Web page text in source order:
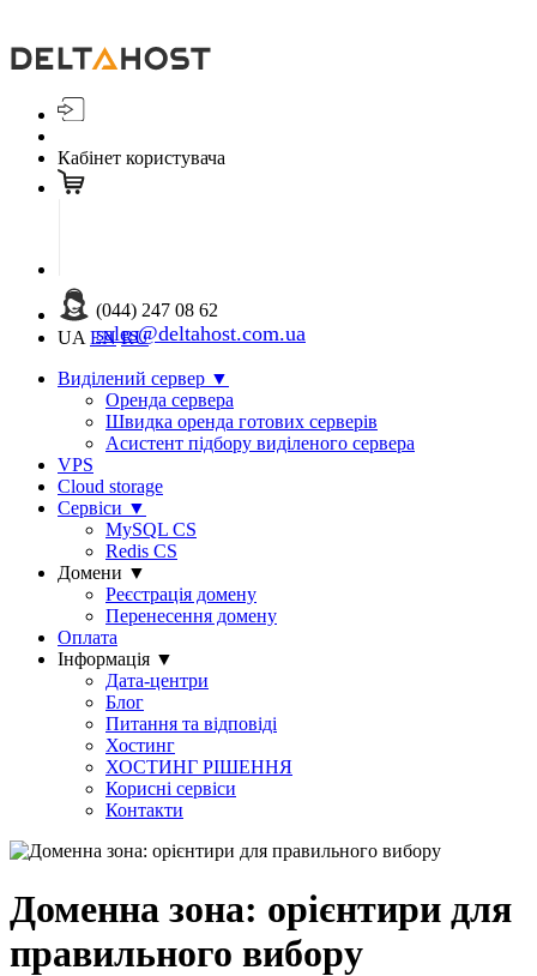
Кабінет користувача
(044) 247 08 62
sales@deltahost.com.ua
UA EN RU
Виділений сервер ▼
Оренда сервера
Швидка оренда готових серверів
Асистент підбору виділеного сервера
VPS
Cloud storage
Сервіси ▼
MySQL CS
Redis CS
Домени ▼
Реєстрація домену
Перенесення домену
Оплата
Інформація ▼
Дата-центри
Блог
Питання та відповіді
Хостинг
ХОСТИНГ РІШЕННЯ
Корисні сервіси
Контакти
Доменна зона: орієнтири для
правильного вибору